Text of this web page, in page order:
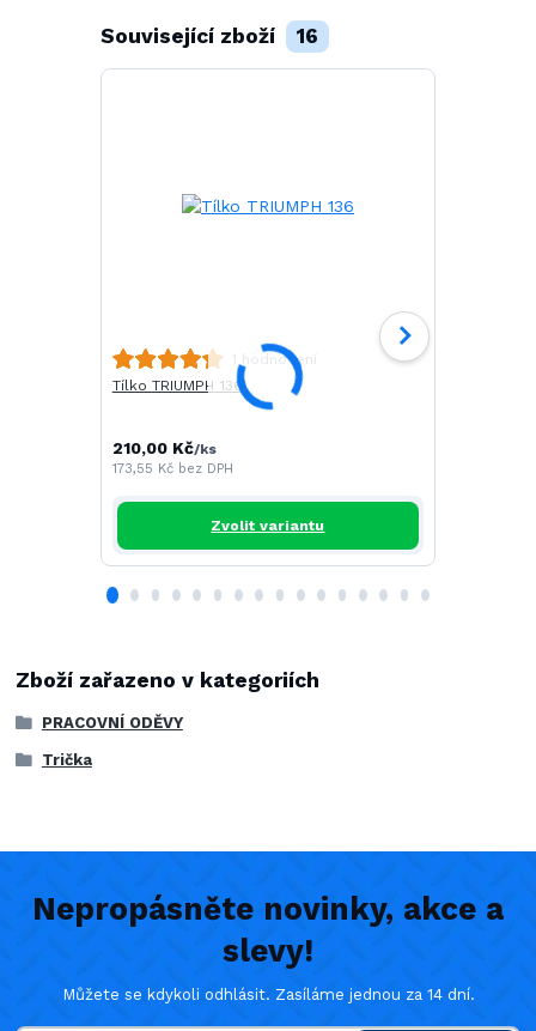
Související zboží 16
1 hodnocení
Tílko TRIUMPH 136
210,00 Kč/ks
173,55 Kč bez DPH
Zvolit variantu
Zboží zařazeno v kategoriích
PRACOVNÍ ODĚVY
Trička
Nepropásněte novinky, akce a
slevy!
Můžete se kdykoli odhlásit. Zasíláme jednou za 14 dní.